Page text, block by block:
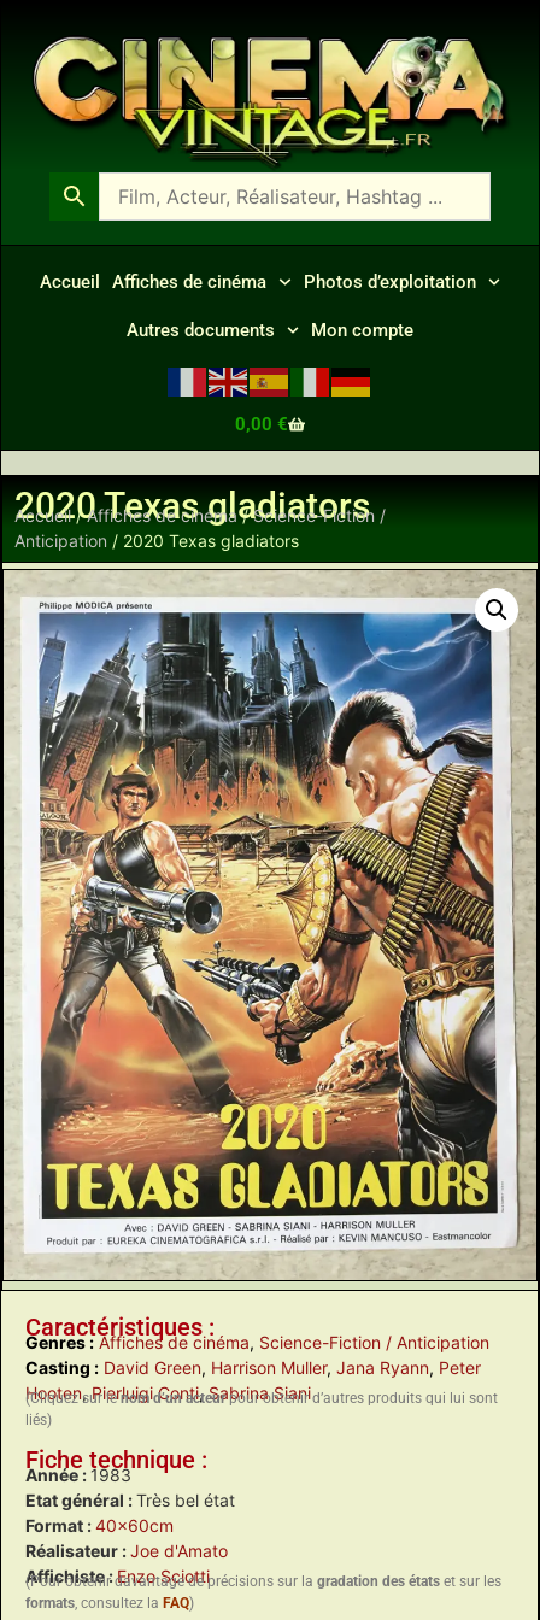
Accueil Affiches de cinéma Photos d’exploitation
Autres documents Mon compte
0,00 €
2020 Texas gladiators
Accueil/Affiches de cinéma/Science-Fiction /
Anticipation / 2020 Texas gladiators
Caractéristiques :
Genres : Affiches de cinéma, Science-Fiction / Anticipation
Casting : David Green, Harrison Muller, Jana Ryann, Peter
Hooten,Pierluigi Conti,Sabrina Siani
(Cliquez sur lenom d’un acteurpour obtenir d’autres produits qui lui sont
liés)
Fiche technique :
Année : 1983
Etat général :Très bel état
Format :40x60cm
Réalisateur :Joe d'Amato
Affichiste :Enzo Sciotti
(Pour obtenir davantage de précisions sur la gradation des états et sur les
formats, consultez la FAQ)